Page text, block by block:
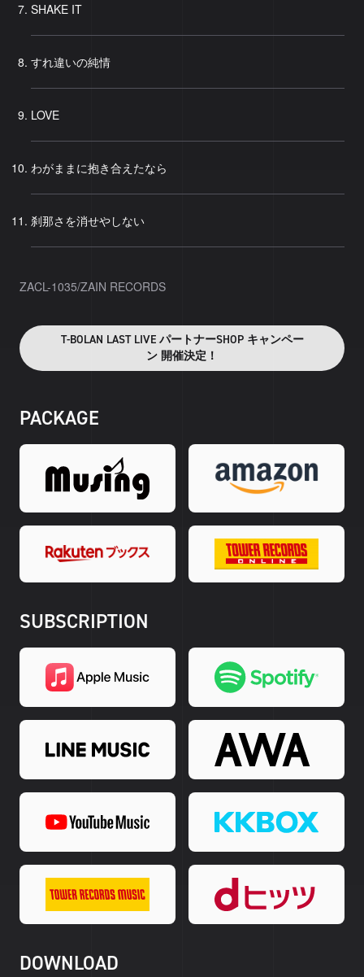
SHAKE IT
すれ違いの純情
LOVE
わがままに抱き合えたなら
刹那さを消せやしない
ZACL-1035/ZAIN RECORDS
T-BOLAN LAST LIVE パートナーSHOP キャンペー
ン 開催決定！
PACKAGE
SUBSCRIPTION
DOWNLOAD